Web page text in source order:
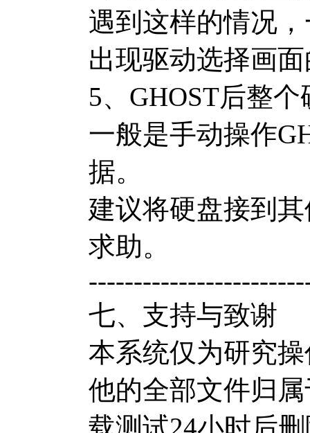
遇到这样的情况
出现驱动选择画
5、GHOST后整
一般是手动操作
据。
建议将硬盘接到
求助。
七、支持与致谢
本系统仅为研究
他的全部文件归
载测试24小时后